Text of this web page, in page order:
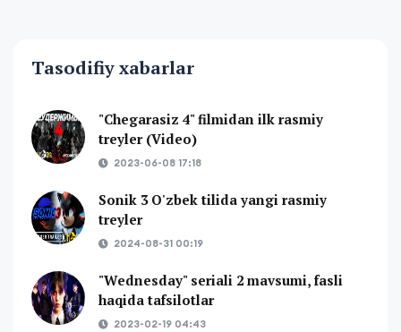
Tasodifiy xabarlar
"Chegarasiz 4" filmidan ilk rasmiy
treyler (Video)
2023-06-08 17:18
Sonik 3 O'zbek tilida yangi rasmiy
treyler
2024-08-31 00:19
"Wednesday" seriali 2 mavsumi, fasli
haqida tafsilotlar
2023-02-19 04:43